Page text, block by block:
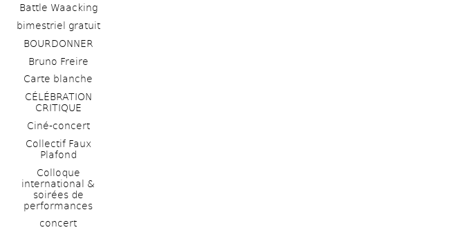
Battle Waacking
bimestriel gratuit
BOURDONNER
Bruno Freire
Carte blanche
CÉLÉBRATION
CRITIQUE
Ciné-concert
Collectif Faux
Plafond
Colloque
international &
soirées de
performances
concert